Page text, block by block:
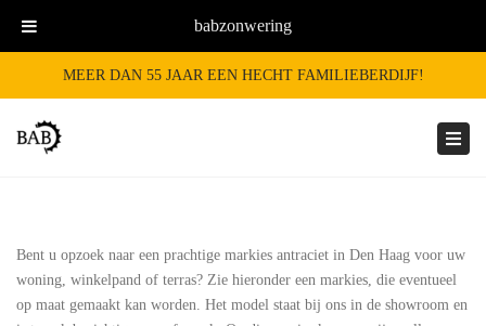
MEER DAN 55 JAAR EEN HECHT FAMILIEBERDIJF!
babzonwering
Bent u opzoek naar een prachtige markies antraciet in Den Haag voor uw
woning, winkelpand of terras? Zie hieronder een markies, die eventueel
op maat gemaakt kan worden. Het model staat bij ons in de showroom en